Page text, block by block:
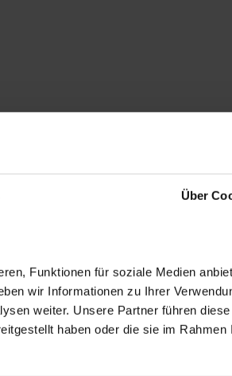
Über
Funktionen für soziale Medien
wir Informationen zu Ihrer
weiter. Unsere Partner führen
haben oder die sie im Rahmen